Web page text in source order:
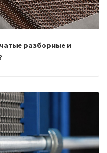
разборные и